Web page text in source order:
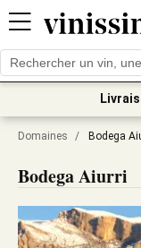
Domaines / Bodega
Bodega Aiurri